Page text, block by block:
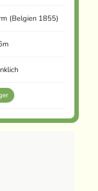
(Belgien 1855)